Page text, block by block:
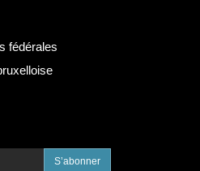
fédérales
S’abonner